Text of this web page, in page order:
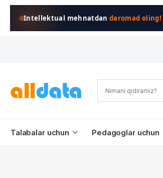
Intellektual mehnatdandaromad oling!
Talabalar uchun Pedagoglar uchun